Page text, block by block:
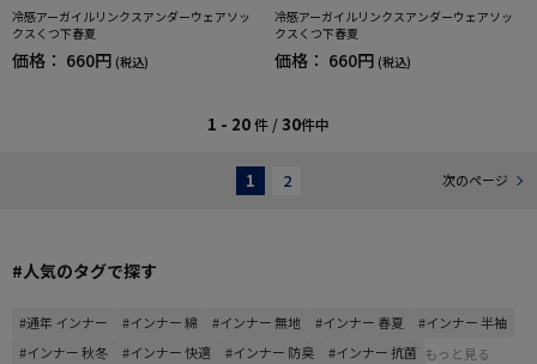
冷感アーガイルリンクスアンダーウェアソッ
クスくつ下春夏
価格： 660円 (税込)
冷感アーガイルリンクスアンダーウェアソッ
クスくつ下春夏
価格： 660円 (税込)
1 - 20件 /30件中
1 2 次のページ
#人気のタグで探す
#通年 インナー #インナー 綿 #インナー 無地 #インナー 春夏
#インナー 半袖
#インナー 秋冬
#インナー 快適 #インナー 防臭 #インナー 抗菌 もっと見る